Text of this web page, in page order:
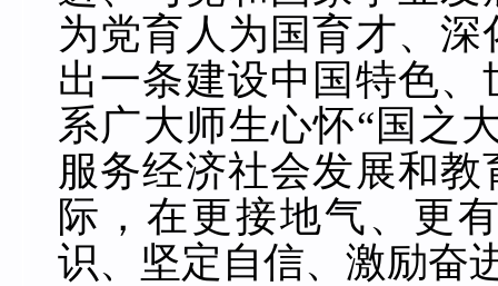
为党育人为国育才、
出一条建设中国特色
系广大师生心怀“国之
服务经济社会发展和
际，在更接地气、更
识、坚定自信、激励奋